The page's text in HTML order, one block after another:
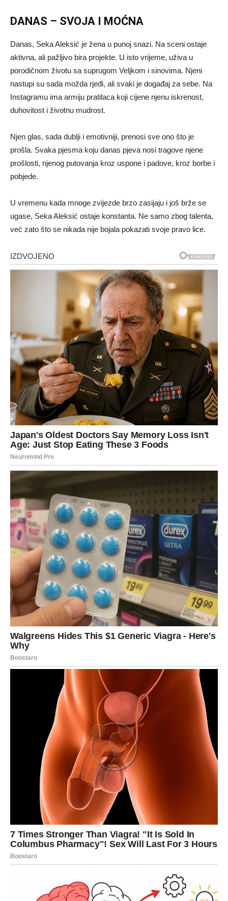
DANAS – SVOJA I MOĆNA
Danas, Seka Aleksić je žena u punoj snazi. Na sceni ostaje
aktivna, ali pažljivo bira projekte. U isto vrijeme, uživa u
porodičnom životu sa suprugom Veljkom i sinovima. Njeni
nastupi su sada možda rjeđi, ali svaki je događaj za sebe. Na
Instagramu ima armiju pratilaca koji cijene njenu iskrenost,
duhovitost i životnu mudrost.
Njen glas, sada dublji i emotivniji, prenosi sve ono što je
prošla. Svaka pjesma koju danas pjeva nosi tragove njene
prošlosti, njenog putovanja kroz uspone i padove, kroz borbe i
pobjede.
U vremenu kada mnoge zvijezde brzo zasijaju i još brže se
ugase, Seka Aleksić ostaje konstanta. Ne samo zbog talenta,
već zato što se nikada nije bojala pokazati svoje pravo lice.